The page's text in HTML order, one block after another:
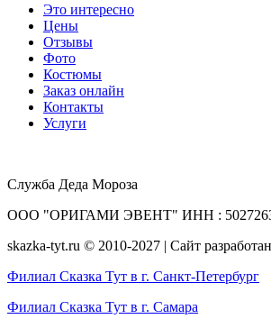
Это интересно
Цены
Отзывы
Фото
Костюмы
Заказ онлайн
Контакты
Услуги
Служба Деда Мороза
ООО "ОРИГАМИ ЭВЕНТ" ИНН :
skazka-tyt.ru © 2010-2027 | Сайт
Филиал Сказка Тут в г. Санкт-Петербург
Филиал Сказка Тут в г. Самара